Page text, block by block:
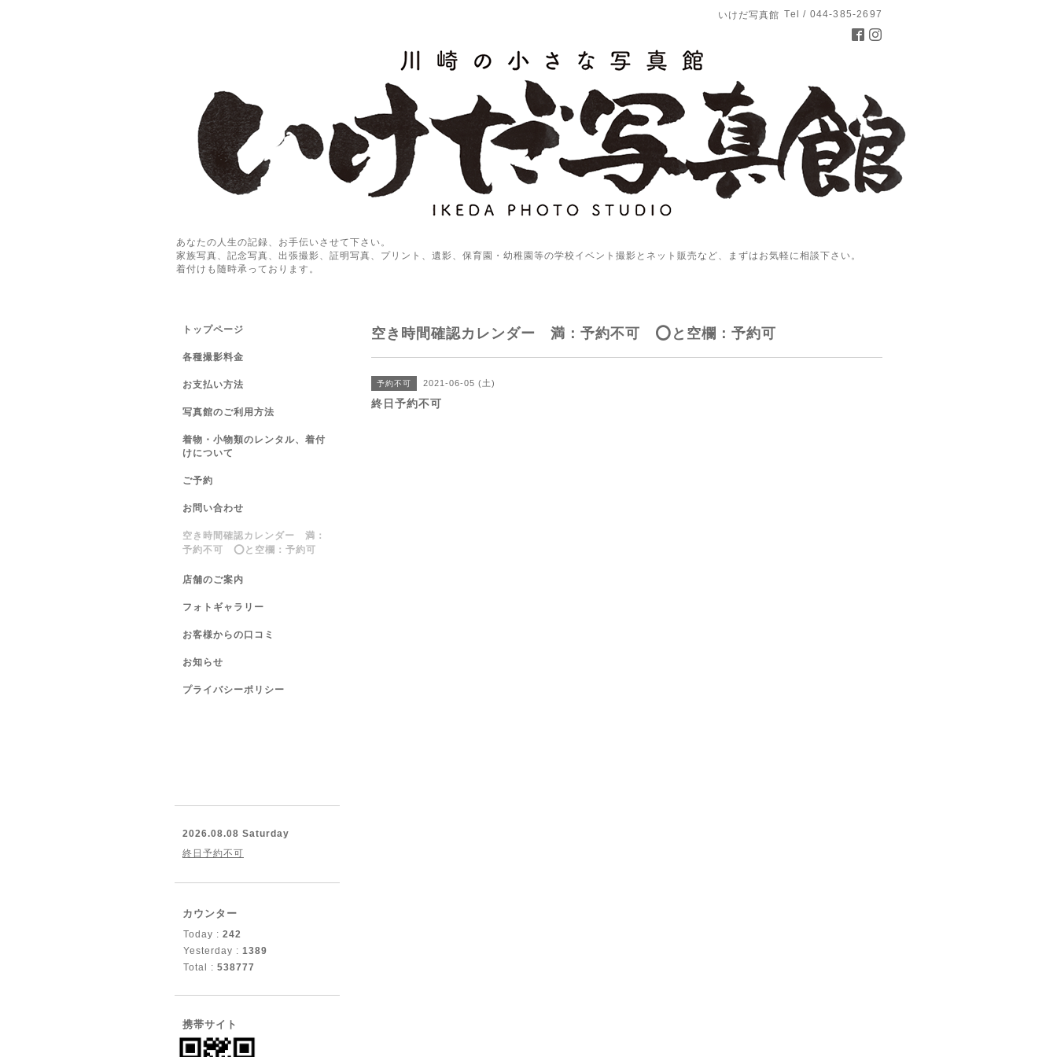
いけだ写真館 Tel / 044-385-2697
あなたの人生の記録、お手伝いさせて下さい。
家族写真、記念写真、出張撮影、証明写真、プリント、遺影、保育園・幼稚園等の学校イベント撮影とネット販売など、まずはお気軽に相談下さい。
着付けも随時承っております。
空き時間確認カレンダー 満：予約不可 ⭕️と空欄：予約可
予約不可 2021-06-05 (土)
終日予約不可
トップページ
各種撮影料金
お支払い方法
写真館のご利用方法
着物・小物類のレンタル、着付
けについて
ご予約
お問い合わせ
空き時間確認カレンダー 満：
予約不可 ⭕️と空欄：予約可
店舗のご案内
フォトギャラリー
お客様からの口コミ
お知らせ
プライバシーポリシー
2026.08.08 Saturday
終日予約不可
カウンター
Today : 242
Yesterday : 1389
Total : 538777
携帯サイト